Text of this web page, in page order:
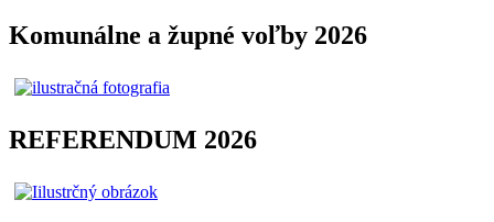
Komunálne a župné voľby 2026
REFERENDUM 2026